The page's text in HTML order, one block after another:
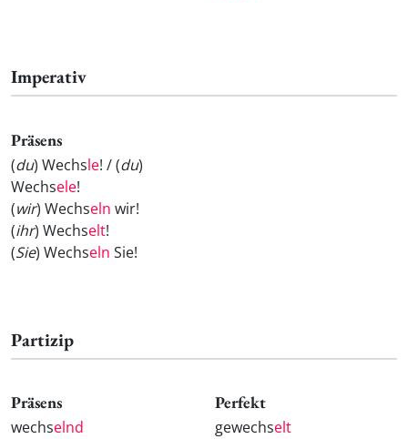
Imperativ
Präsens
(du) Wechsle! / (du)
Wechsele!
(wir) Wechseln wir!
(ihr) Wechselt!
(Sie) Wechseln Sie!
Partizip
Präsens
wechselnd
Perfekt
gewechselt